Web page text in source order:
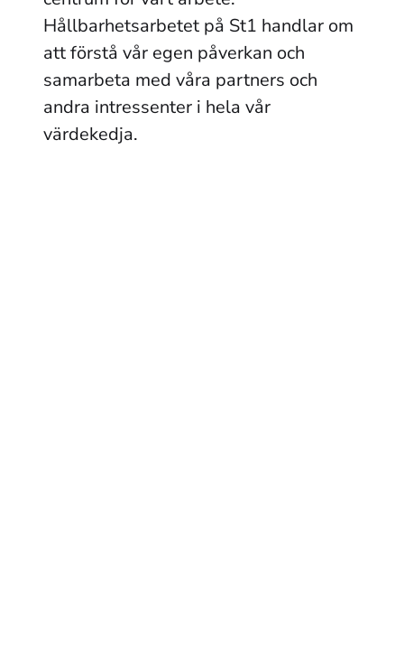
Hållbarhetsarbetet på St1 handlar om
att förstå vår egen påverkan och
samarbeta med våra partners och
andra intressenter i hela vår
värdekedja.